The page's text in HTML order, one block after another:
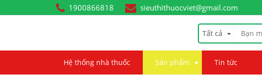
1900866818 sieuthithuocviet@gmail.com
Tất cả
Hệ thống nhà thuốc Sản phẩm Tin tức